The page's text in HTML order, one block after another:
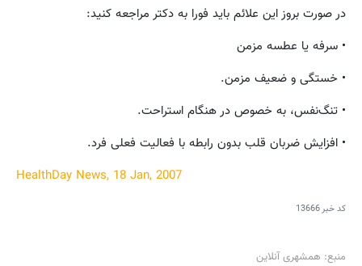
در صورت بروز این علائم باید فورا به دکتر مراجعه کنید:
• سرفه یا عطسه مزمن
• خستگی و ضعیف مزمن.
• تنگ‌نفس، به خصوص در هنگام استراحت.
• افزایش ضربان قلب بدون رابطه با فعالیت فعلی فرد.
HealthDay News, 18 Jan, 2007
کد خبر13666
منبع: همشهری آنلاین